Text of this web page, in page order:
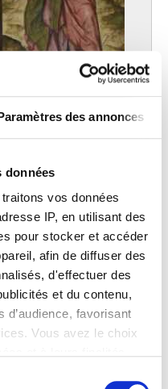
des annonces
données
traitons vos données
IP, en utilisant des
pour stocker et accéder
afin de diffuser des
d'effectuer des
et du contenu,
d’audience, favorisant
Vous avez le choix